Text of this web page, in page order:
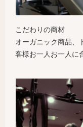
こだわりの商材
オーガニック商品、
客様お一人お一人に